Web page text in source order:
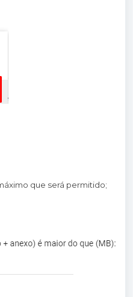
que será permitido;